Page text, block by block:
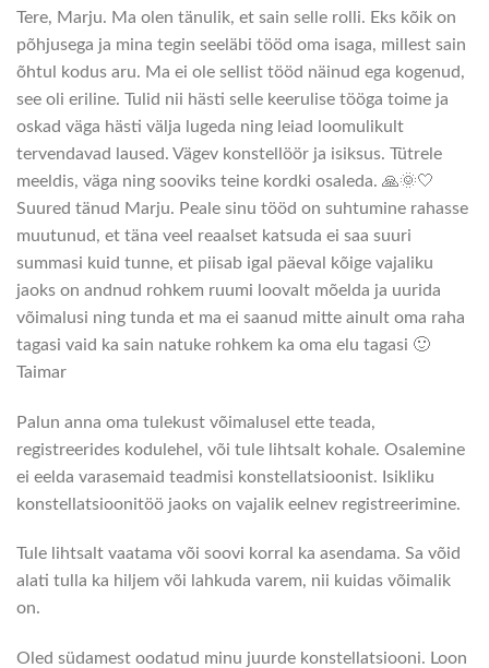
Tere, Marju. Ma olen tänulik, et sain selle rolli. Eks kõik on
põhjusega ja mina tegin seeläbi tööd oma isaga, millest sain
õhtul kodus aru. Ma ei ole sellist tööd näinud ega kogenud,
see oli eriline. Tulid nii hästi selle keerulise tööga toime ja
oskad väga hästi välja lugeda ning leiad loomulikult
tervendavad laused. Vägev konstellöör ja isiksus. Tütrele
meeldis, väga ning sooviks teine kordki osaleda. 🙏🌞🤍
Suured tänud Marju. Peale sinu tööd on suhtumine rahasse
muutunud, et täna veel reaalset katsuda ei saa suuri
summasi kuid tunne, et piisab igal päeval kõige vajaliku
jaoks on andnud rohkem ruumi loovalt mõelda ja uurida
võimalusi ning tunda et ma ei saanud mitte ainult oma raha
tagasi vaid ka sain natuke rohkem ka oma elu tagasi 🙂
Taimar
Palun anna oma tulekust võimalusel ette teada,
registreerides kodulehel, või tule lihtsalt kohale. Osalemine
ei eelda varasemaid teadmisi konstellatsioonist. Isikliku
konstellatsioonitöö jaoks on vajalik eelnev registreerimine.
Tule lihtsalt vaatama või soovi korral ka asendama. Sa võid
alati tulla ka hiljem või lahkuda varem, nii kuidas võimalik
on.
Oled südamest oodatud minu juurde konstellatsiooni. Loon